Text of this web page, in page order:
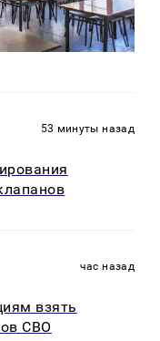
53 минуты назад
час назад
взять
СВО